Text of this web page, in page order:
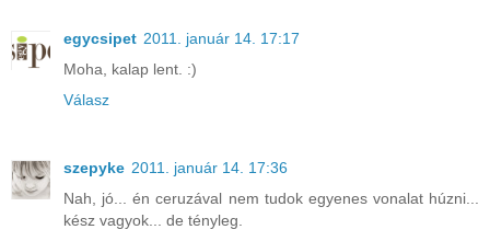
egycsipet 2011. január 14. 17:17
Moha, kalap lent. :)
Válasz
szepyke 2011. január 14. 17:36
Nah, jó... én ceruzával nem tudok egyenes vonalat húzni...
kész vagyok... de tényleg.